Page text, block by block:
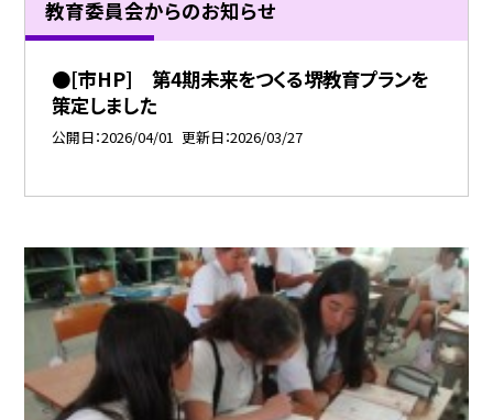
教育委員会からのお知らせ
●[市HP] 第4期未来をつくる堺教育プランを
策定しました
公開日 2026/04/01 更新日 2026/03/27